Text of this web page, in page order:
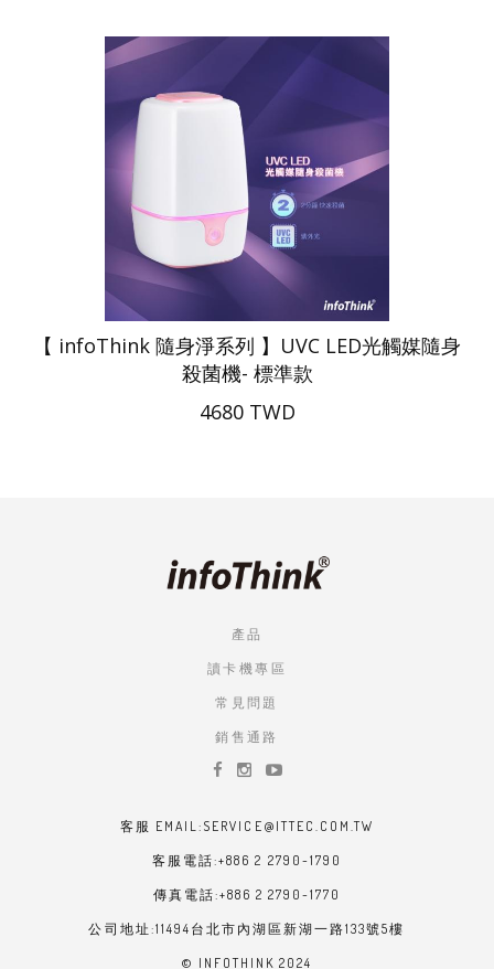
【 infoThink 隨身淨系列 】UVC LED光觸媒隨身
殺菌機- 標準款
4680 TWD
產品
讀卡機專區
常見問題
銷售通路
客服 EMAIL:SERVICE@ITTEC.COM.TW
客服電話:+886 2 2790-1790
傳真電話:+886 2 2790-1770
公司地址:11494台北市內湖區新湖一路133號5樓
© INFOTHINK 2024